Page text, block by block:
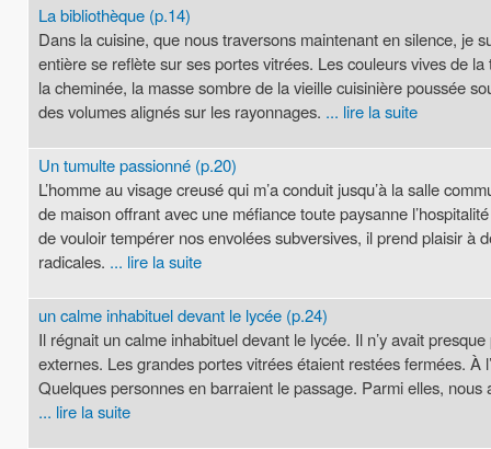
La bibliothèque (p.14)
Dans la cuisine, que nous traversons maintenant en silence, je
entière se reflète sur ses portes vitrées. Les couleurs vives de
la cheminée, la masse sombre de la vieille cuisinière poussée
des volumes alignés sur les rayonnages. ... lire la suite
Un tumulte passionné (p.20)
L’homme au visage creusé qui m’a conduit jusqu’à la salle
de maison offrant avec une méfiance toute paysanne
de vouloir tempérer nos envolées subversives, il prend plaisir à
radicales. ... lire la suite
un calme inhabituel devant le lycée (p.24)
Il régnait un calme inhabituel devant le lycée. Il n’y avait
externes. Les grandes portes vitrées étaient restées fermées.
Quelques personnes en barraient le passage. Parmi elles,
... lire la suite